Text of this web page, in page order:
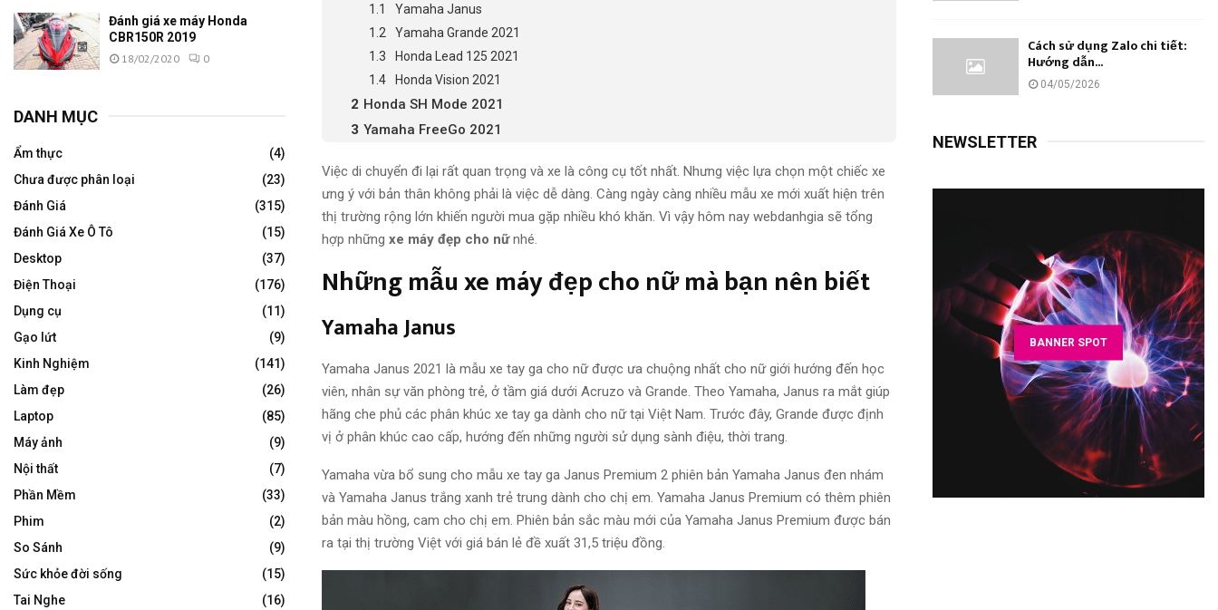
Yamaha Janus
Yamaha Grande 2021
Honda Lead 125 2021
Honda Vision 2021
Honda SH Mode 2021
Yamaha FreeGo 2021
Việc di chuyển đi lại rất quan trọng và xe là công cụ tốt nhất. Nhưng việc lựa chọn một chiếc xe
ưng ý với bản thân không phải là việc dễ dàng. Càng ngày càng nhiều mẫu xe mới xuất hiện trên
thị trường rộng lớn khiến người mua gặp nhiều khó khăn. Vì vậy hôm nay webdanhgia sẽ tổng
hợp những xe máy đẹp cho nữnhé.
Những mẫu xe máy đẹp cho nữ mà bạn nên biết
Yamaha Janus
Yamaha Janus 2021 là mẫu xe tay ga cho nữ được ưa chuộng nhất cho nữ giới hướng đến học
viên, nhân sự văn phòng trẻ, ở tầm giá dưới Acruzo và Grande. Theo Yamaha, Janus ra mắt giúp
hãng che phủ các phân khúc xe tay ga dành cho nữ tại Việt Nam. Trước đây, Grande được định
vị ở phân khúc cao cấp, hướng đến những người sử dụng sành điệu, thời trang.
Yamaha vừa bổ sung cho mẫu xe tay ga Janus Premium 2 phiên bản Yamaha Janus đen nhám
và Yamaha Janus trắng xanh trẻ trung dành cho chị em. Yamaha Janus Premium có thêm phiên
bản màu hồng, cam cho chị em. Phiên bản sắc màu mới của Yamaha Janus Premium được bán
ra tại thị trường Việt với giá bán lẻ đề xuất 31,5 triệu đồng.
Đánh giá xe máy Honda
CBR150R 2019
18/02/2020 0
DANH MỤC
Ẩm thực
(4)
Chưa được phân loại
(23)
Đánh Giá
(315)
Đánh Giá Xe Ô Tô
(15)
Desktop
(37)
Điện Thoại
(176)
Dụng cụ
(11)
Gạo lứt
(9)
Kinh Nghiệm
(141)
Làm đẹp
(26)
Laptop
(85)
Máy ảnh
(9)
Nội thất
(7)
Phần Mềm
(33)
Phim
(2)
So Sánh
(9)
Sức khỏe đời sống
(15)
Tai Nghe
(16)
Cách sử dụng Zalo chi tiết:
Hướng dẫn...
04/05/2026
NEWSLETTER
BANNER SPOT